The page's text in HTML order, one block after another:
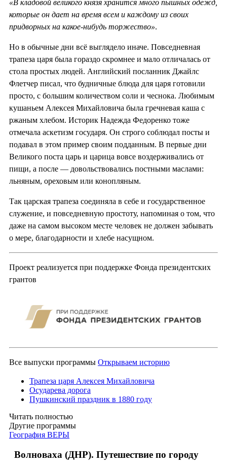
«В кладовой великого князя хранится много пышных одежд,
которые он дает на время всем и каждому из своих
придворных на какое-нибудь торжество».
Но в обычные дни всё выглядело иначе. Повседневная
трапеза царя была гораздо скромнее и мало отличалась от
стола простых людей. Английский посланник Джайлс
Флетчер писал, что будничные блюда для царя готовили
просто, с большим количеством соли и чеснока. Любимым
кушаньем Алексея Михайловича была гречневая каша с
ржаным хлебом. Историк Надежда Федоренко тоже
отмечала аскетизм государя. Он строго соблюдал посты и
подавал в этом пример своим подданным. В первые дни
Великого поста царь и царица вовсе воздерживались от
пищи, а после — довольствовались постными маслами:
льняным, ореховым или конопляным.
Так царская трапеза соединяла в себе и государственное
служение, и повседневную простоту, напоминая о том, что
даже на самом высоком месте человек не должен забывать
о мере, благодарности и хлебе насущном.
Проект реализуется при поддержке Фонда президентских
грантов
Все выпуски программы Открываем историю
Трапеза царя Алексея Михайловича
Осударева дорога
Пушкинский праздник в 1880 году
Читать полностью
Другие программы
География ВЕРЫ
Волноваха (ДНР). Путешествие по городу